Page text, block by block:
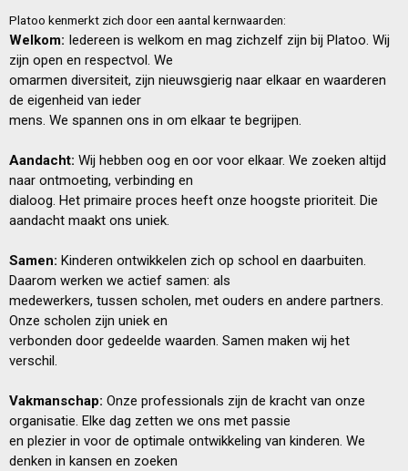
Platoo kenmerkt zich door een aantal kernwaarden:
Welkom: Iedereen is welkom en mag zichzelf zijn bij Platoo. Wij
zijn open en respectvol. We
omarmen diversiteit, zijn nieuwsgierig naar elkaar en waarderen
de eigenheid van ieder
mens. We spannen ons in om elkaar te begrijpen.
Aandacht: Wij hebben oog en oor voor elkaar. We zoeken altijd
naar ontmoeting, verbinding en
dialoog. Het primaire proces heeft onze hoogste prioriteit. Die
aandacht maakt ons uniek.
Samen: Kinderen ontwikkelen zich op school en daarbuiten.
Daarom werken we actief samen: als
medewerkers, tussen scholen, met ouders en andere partners.
Onze scholen zijn uniek en
verbonden door gedeelde waarden. Samen maken wij het
verschil.
Vakmanschap: Onze professionals zijn de kracht van onze
organisatie. Elke dag zetten we ons met passie
en plezier in voor de optimale ontwikkeling van kinderen. We
denken in kansen en zoeken